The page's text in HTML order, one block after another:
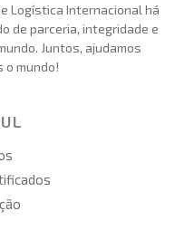
Logística Internacional há
de parceria, integridade e
Juntos, ajudamos
o mundo!